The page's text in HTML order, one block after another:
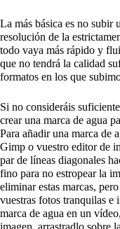
La más básica es no subir
resolución de la
todo vaya más rápido y
que no tendrá la calidad
formatos en los que
Si no consideráis
crear una marca de agua
Para añadir una marca de
Gimp o vuestro editor de
par de líneas diagonales
fino para no estropear la
eliminar estas marcas,
vuestras fotos tranquilas e
marca de agua en un
imagen, arrastradlo sobre